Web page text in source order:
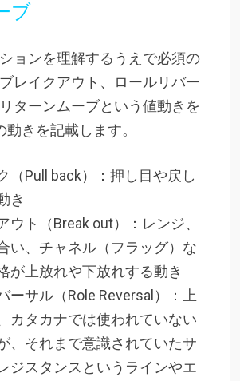
ブ
ョンを理解するうえで必須の
レイクアウト、ロールリバー
ターンムーブという値動きを
きを記載します。
（Pull back）：押し目や戻し
き
ウト（Break out）：レンジ、
い、チャネル（フラッグ）な
が上放れや下放れする動き
ーサル（Role Reversal）：上
カタカナでは使われていない
、それまで意識されていたサ
ジスタンスというラインやエ